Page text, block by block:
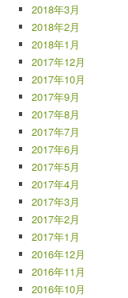
2018年3月
2018年2月
2018年1月
2017年12月
2017年10月
2017年9月
2017年8月
2017年7月
2017年6月
2017年5月
2017年4月
2017年3月
2017年2月
2017年1月
2016年12月
2016年11月
2016年10月